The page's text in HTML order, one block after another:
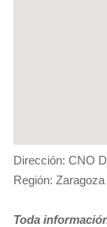
Dirección: CNO
Región: Zaragoza
Toda